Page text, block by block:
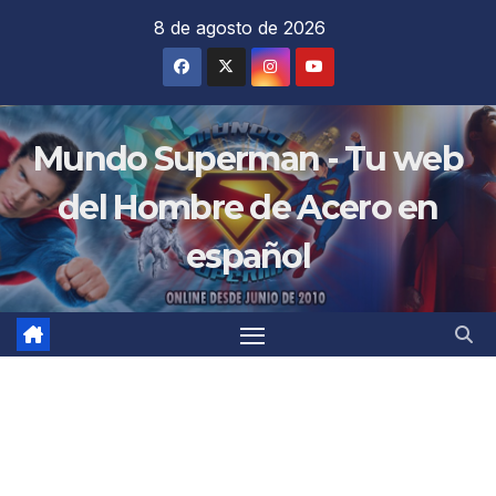
8 de agosto de 2026
Mundo Superman - Tu web
del Hombre de Acero en
español